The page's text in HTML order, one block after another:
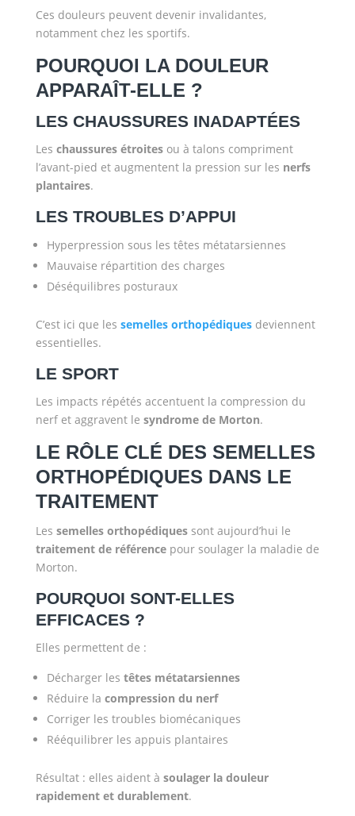
Ces douleurs peuvent devenir invalidantes,
notamment chez les sportifs.
POURQUOI LA DOULEUR
APPARAÎT-ELLE ?
LES CHAUSSURES INADAPTÉES
Les chaussures étroitesou à talons compriment
l’avant-pied et augmentent la pression sur les nerfs
plantaires.
LES TROUBLES D’APPUI
Hyperpression sous les têtes métatarsiennes
Mauvaise répartition des charges
Déséquilibres posturaux
C’est ici que les semelles orthopédiquesdeviennent
essentielles.
LE SPORT
Les impacts répétés accentuent la compression du
nerf et aggravent le syndrome de Morton.
LE RÔLE CLÉ DES SEMELLES
ORTHOPÉDIQUES DANS LE
TRAITEMENT
Les semelles orthopédiquessont aujourd’hui le
traitement de référencepour soulager la maladie de
Morton.
POURQUOI SONT-ELLES
EFFICACES ?
Elles permettent de :
Décharger les têtes métatarsiennes
Réduire la compression du nerf
Corriger les troubles biomécaniques
Rééquilibrer les appuis plantaires
Résultat : elles aident à soulager la douleur
rapidement et durablement.